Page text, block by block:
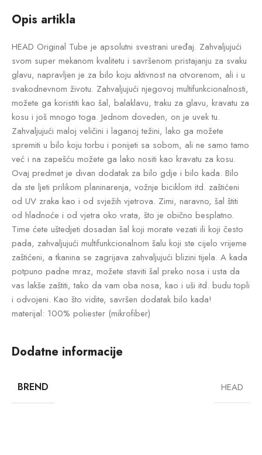
Opis artikla
HEAD Original Tube je apsolutni svestrani uređaj. Zahvaljujući
svom super mekanom kvalitetu i savršenom pristajanju za svaku
glavu, napravljen je za bilo koju aktivnost na otvorenom, ali i u
svakodnevnom životu. Zahvaljujući njegovoj multifunkcionalnosti,
možete ga koristiti kao šal, balaklavu, traku za glavu, kravatu za
kosu i još mnogo toga. Jednom doveden, on je uvek tu.
Zahvaljujući maloj veličini i laganoj težini, lako ga možete
spremiti u bilo koju torbu i ponijeti sa sobom, ali ne samo tamo
već i na zapešću možete ga lako nositi kao kravatu za kosu.
Ovaj predmet je divan dodatak za bilo gdje i bilo kada. Bilo
da ste ljeti prilikom planinarenja, vožnje biciklom itd. zaštićeni
od UV zraka kao i od svježih vjetrova. Zimi, naravno, šal štiti
od hladnoće i od vjetra oko vrata, što je obično besplatno.
Time ćete uštedjeti dosadan šal koji morate vezati ili koji često
pada, zahvaljujući multifunkcionalnom šalu koji ste cijelo vrijeme
zaštićeni, a tkanina se zagrijava zahvaljujući blizini tijela. A kada
potpuno padne mraz, možete staviti šal preko nosa i usta da
vas lakše zaštiti, tako da vam oba nosa, kao i uši itd. budu topli
i odvojeni. Kao što vidite, savršen dodatak bilo kada!
materijal: 100% poliester (mikrofiber)
Dodatne informacije
BREND HEAD